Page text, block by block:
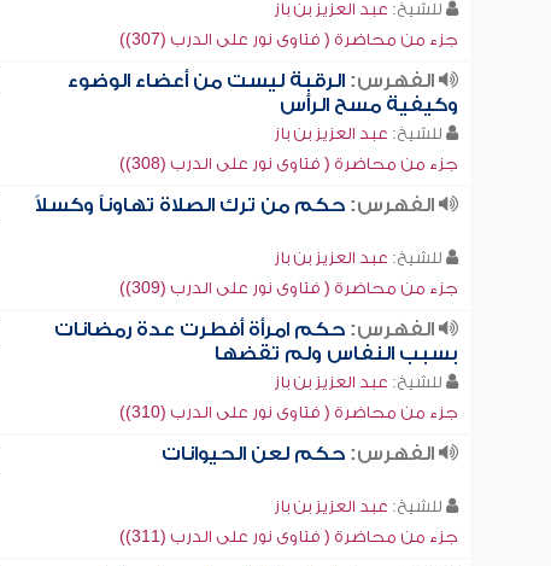
للشيخ: عبد العزيز بن باز
جزء من محاضرة ( فتاوى نور على الدرب (307))
الفهرس:الرقبة ليست من أعضاء الوضوء
وكيفية مسح الرأس
للشيخ: عبد العزيز بن باز
جزء من محاضرة ( فتاوى نور على الدرب (308))
الفهرس:حكم من ترك الصلاة تهاوناً وكسلاً
للشيخ: عبد العزيز بن باز
جزء من محاضرة ( فتاوى نور على الدرب (309))
الفهرس:حكم امرأة أفطرت عدة رمضانات
بسبب النفاس ولم تقضها
للشيخ: عبد العزيز بن باز
جزء من محاضرة ( فتاوى نور على الدرب (310))
الفهرس:حكم لعن الحيوانات
للشيخ: عبد العزيز بن باز
جزء من محاضرة ( فتاوى نور على الدرب (311))